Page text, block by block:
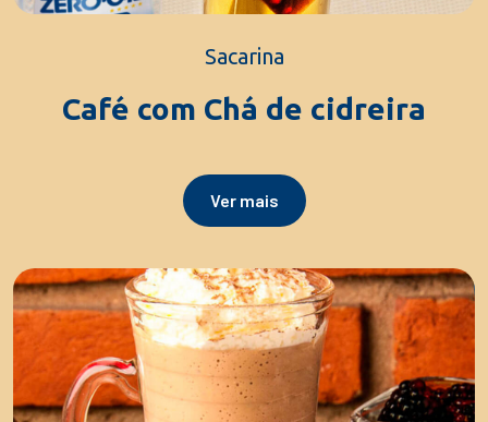
Sacarina
Café com Chá de cidreira
Ver mais